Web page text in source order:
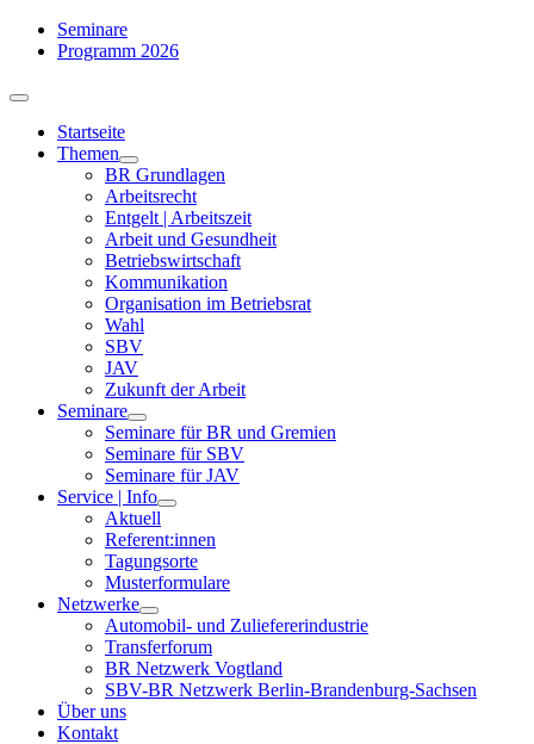
Zum
Inhalt
Seminare
Programm 2026
Toggle
NavigationStartseite
Themen
BR Grundlagen
Arbeits­recht
Entgelt | Arbeitszeit
Arbeit und Gesundheit
Betriebswirtschaft
Kommuni­kation
Organisation im Betriebsrat
Wahl
SBV
JAV
Zukunft der Arbeit
Seminare
Seminare für BR und Gremien
Seminare für SBV
Seminare für JAV
Service | Info
Aktuell
Referent:innen
Tagungsorte
Musterformulare
Netzwerke
Automobil- und Zuliefererindustrie
Transferforum
BR Netzwerk Vogtland
SBV-BR Netzwerk Berlin-Brandenburg-Sachsen
Über uns
Kontakt